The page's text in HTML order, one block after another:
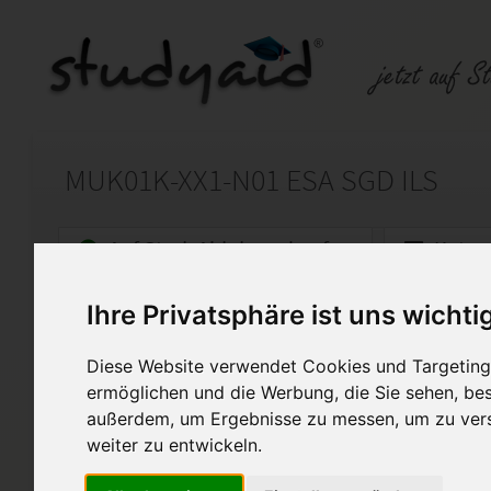
Ihre Privatsphäre ist uns
Diese Website verwendet Cookies und
ermöglichen und die Werbung, die Sie sehen,
außerdem, um Ergebnisse zu messen, um zu
weiter zu entwickeln.
MUK01K-XX1-N01 ESA SGD ILS
Auf StudyAid.de verkaufen
Startseite Technik und Informatik
Grundlagen der Konstruktion -
ESA wurde mit der Note 1
Mit Korrektur vom Fernlehrer.